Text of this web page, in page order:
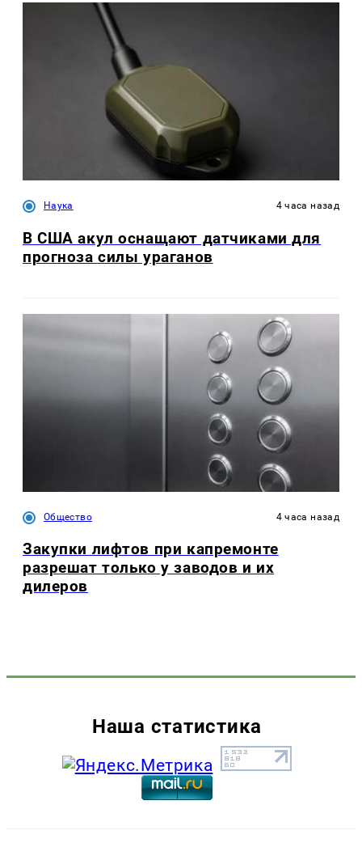
Наука 4 часа назад
В США акул оснащают датчиками для
прогноза силы ураганов
Общество 4 часа назад
Закупки лифтов при капремонте
разрешат только у заводов и их
дилеров
Наша статистика